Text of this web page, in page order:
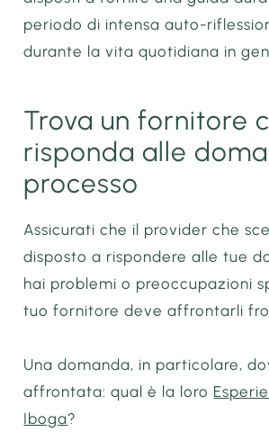
periodo di intensa auto-
durante la vita quotidiana in
Trova un fornitore
risponda alle
processo
Assicurati che il provider che
disposto a rispondere alle tue
hai problemi o preoccupazioni
tuo fornitore deve affrontarli
Una domanda, in particolare,
affrontata: qual è la loro
Iboga?